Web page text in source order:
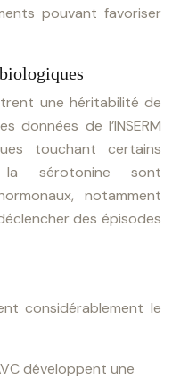
pouvant favoriser
une héritabilité de
données de l’INSERM
touchant certains
la sérotonine sont
notamment
des épisodes
considérablement le
développent une